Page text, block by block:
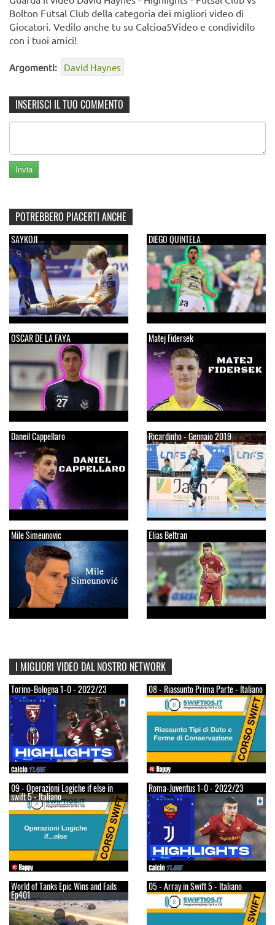
Bolton Futsal Club della categoria dei migliori video di
Giocatori. Vedilo anche tu su Calcioa5Video e condividilo
con i tuoi amici!
Argomenti: David Haynes
INSERISCI IL TUO COMMENTO
POTREBBERO PIACERTI ANCHE
SAYKOJI DIEGO QUINTELA
OSCAR DE LA FAYA Matej Fidersek
Daneil Cappellaro Ricardinho - Gennaio 2019
Mile Simeunovic Elias Beltran
I MIGLIORI VIDEO DAL NOSTRO NETWORK
Torino-Bologna 1-0 - 2022/23 08 - Riassunto Prima Parte - Italiano
09 - Operazioni Logiche if else in
swift 5 - Italiano
Roma-Juventus 1-0 - 2022/23
World of Tanks Epic Wins and Fails
Ep401
05 - Array in Swift 5 - Italiano